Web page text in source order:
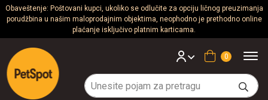
Obaveštenje: Poštovani kupci, ukoliko se odlučite za opciju ličnog preuzimanja
porudžbina u našim maloprodajnim objektima, neophodno je prethodno online
plaćanje isključivo platnim karticama.
Psi
Mačke
Glodari
Korpa